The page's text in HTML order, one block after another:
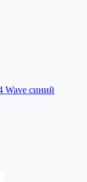
Wave синий